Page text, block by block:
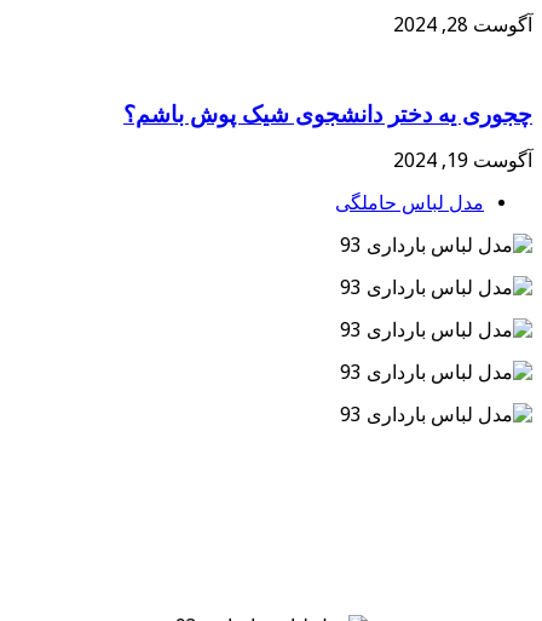
آگوست 28, 2024
چجوری یه دختر دانشجوی شیک پوش باشم؟
آگوست 19, 2024
مدل لباس حاملگی